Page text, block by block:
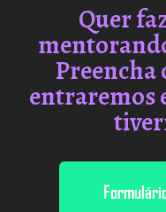
Quer
entraremos